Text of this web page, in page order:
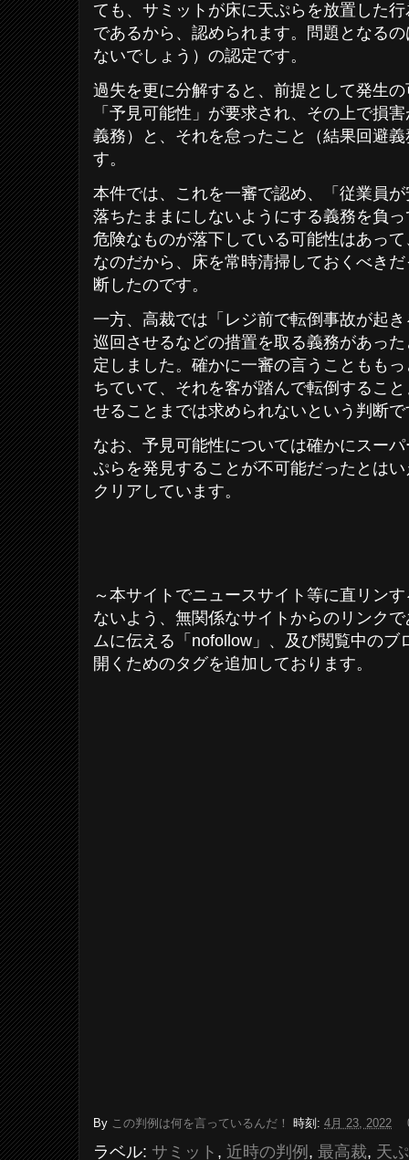
ても、サミットが床に天ぷらを放置した
であるから、認められます。問題となる
ないでしょう）の認定です。
過失を更に分解すると、前提として発生
「予見可能性」が要求され、その上で損
義務）と、それを怠ったこと（結果回避
す。
本件では、これを一審で認め、「従業員
落ちたままにしないようにする義務を負
危険なものが落下している可能性はあっ
なのだから、床を常時清掃しておくべき
断したのです。
一方、高裁では「レジ前で転倒事故が起
巡回させるなどの措置を取る義務があっ
定しました。確かに一審の言うこともも
ちていて、それを客が踏んで転倒するこ
せることまでは求められないという判断で
なお、予見可能性については確かにスー
ぷらを発見することが不可能だったとは
クリアしています。
～本サイトでニュースサイト等に直リン
ないよう、無関係なサイトからのリンク
ムに伝える「nofollow」、及び閲覧中のブ
開くためのタグを追加しております。
By この判例は何を言っているんだ！ 時刻: 4月 23, 2022
ラベル: サミット , 近時の判例 , 最高裁, 天